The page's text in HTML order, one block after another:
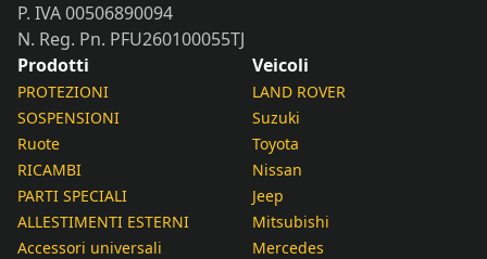
P. IVA 00506890094
N. Reg. Pn. PFU260100055TJ
Prodotti
PROTEZIONI
SOSPENSIONI
Ruote
RICAMBI
PARTI SPECIALI
ALLESTIMENTI ESTERNI
Accessori universali
Veicoli
LAND ROVER
Suzuki
Toyota
Nissan
Jeep
Mitsubishi
Mercedes